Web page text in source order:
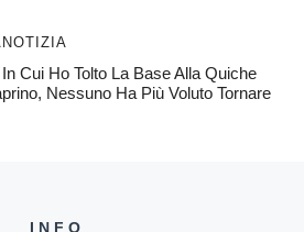
NOTIZIA
Cui Ho Tolto La Base Alla Quiche
Nessuno Ha Più Voluto Tornare
INFO